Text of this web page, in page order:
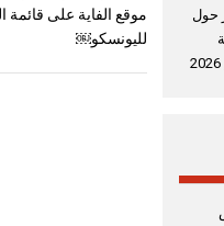
موقع الفاية على قائمة
لليونسكو￼
الحوار حول